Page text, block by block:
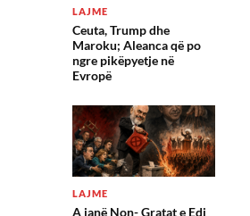
LAJME
Ceuta, Trump dhe
Maroku; Aleanca që po
ngre pikëpyetje në
Evropë
LAJME
A janë Non- Gratat e Edi